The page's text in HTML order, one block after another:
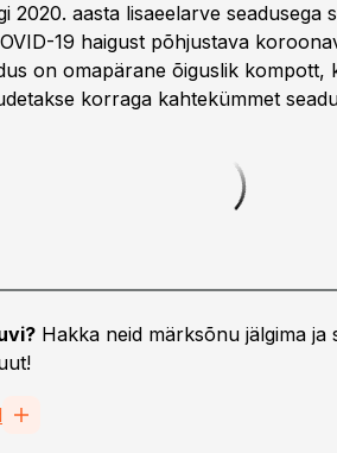
2020. aasta lisaeelarve seadusega
19 haigust põhjustava
on omapärane õiguslik
korraga kahtekümmet
Hakka neid märksõnu jälgima ja